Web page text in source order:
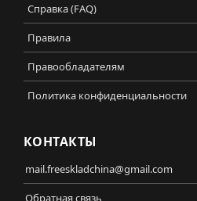
Справка (FAQ)
Правила
Правообладателям
Политика конфиденциальности
КОНТАКТЫ
mail.freeskladchina@gmail.com
Обратная связь